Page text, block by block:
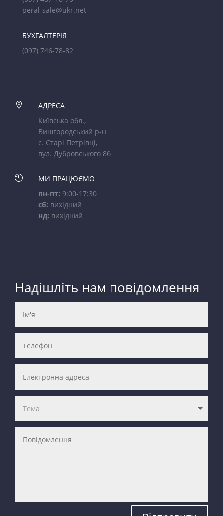
peral-sale@ukr.net
БУХГАЛТЕРІЯ
(097) 746-78-82

АДРЕСА
Київська обл.,
Вишгородський р-н
с. Старі Петрівці,
вул. Дубровського 8б

МИ ПРАЦЮЄМО
пн-пт: 9:00-17:30
сб: вихідний
нд: вихідний
Надішліть нам повідомлення